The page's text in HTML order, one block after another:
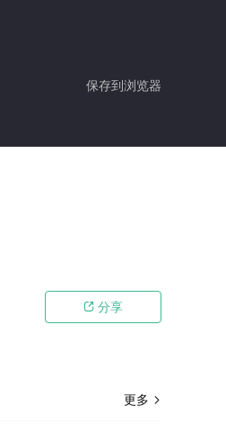
保存到浏览器
 分享
更多 